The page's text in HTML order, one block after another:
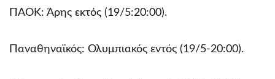
ΠΑΟΚ: Άρης εκτός (19/5:20:00).
Παναθηναϊκός: Ολυμπιακός εντός (19/5-20:00).